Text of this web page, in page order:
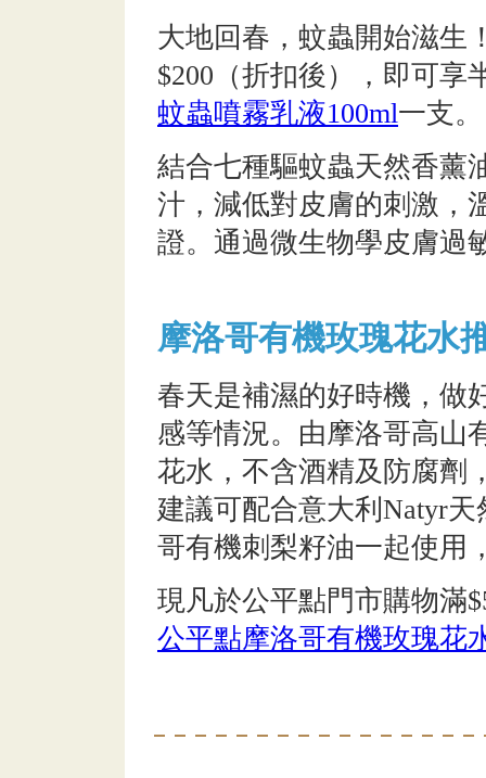
大地回春，蚊蟲開始滋生
$200（折扣後），即可享
蚊蟲噴霧乳液100ml一支。
結合七種驅蚊蟲天然香薰
汁，減低對皮膚的刺激，
證。通過微生物學皮膚過
摩洛哥有機玫瑰花水
春天是補濕的好時機，做
感等情況。由摩洛哥高山
花水，不含酒精及防腐劑
建議可配合意大利Natyr
哥有機刺梨籽油一起使用
現凡於公平點門市購物滿
公平點摩洛哥有機玫瑰花